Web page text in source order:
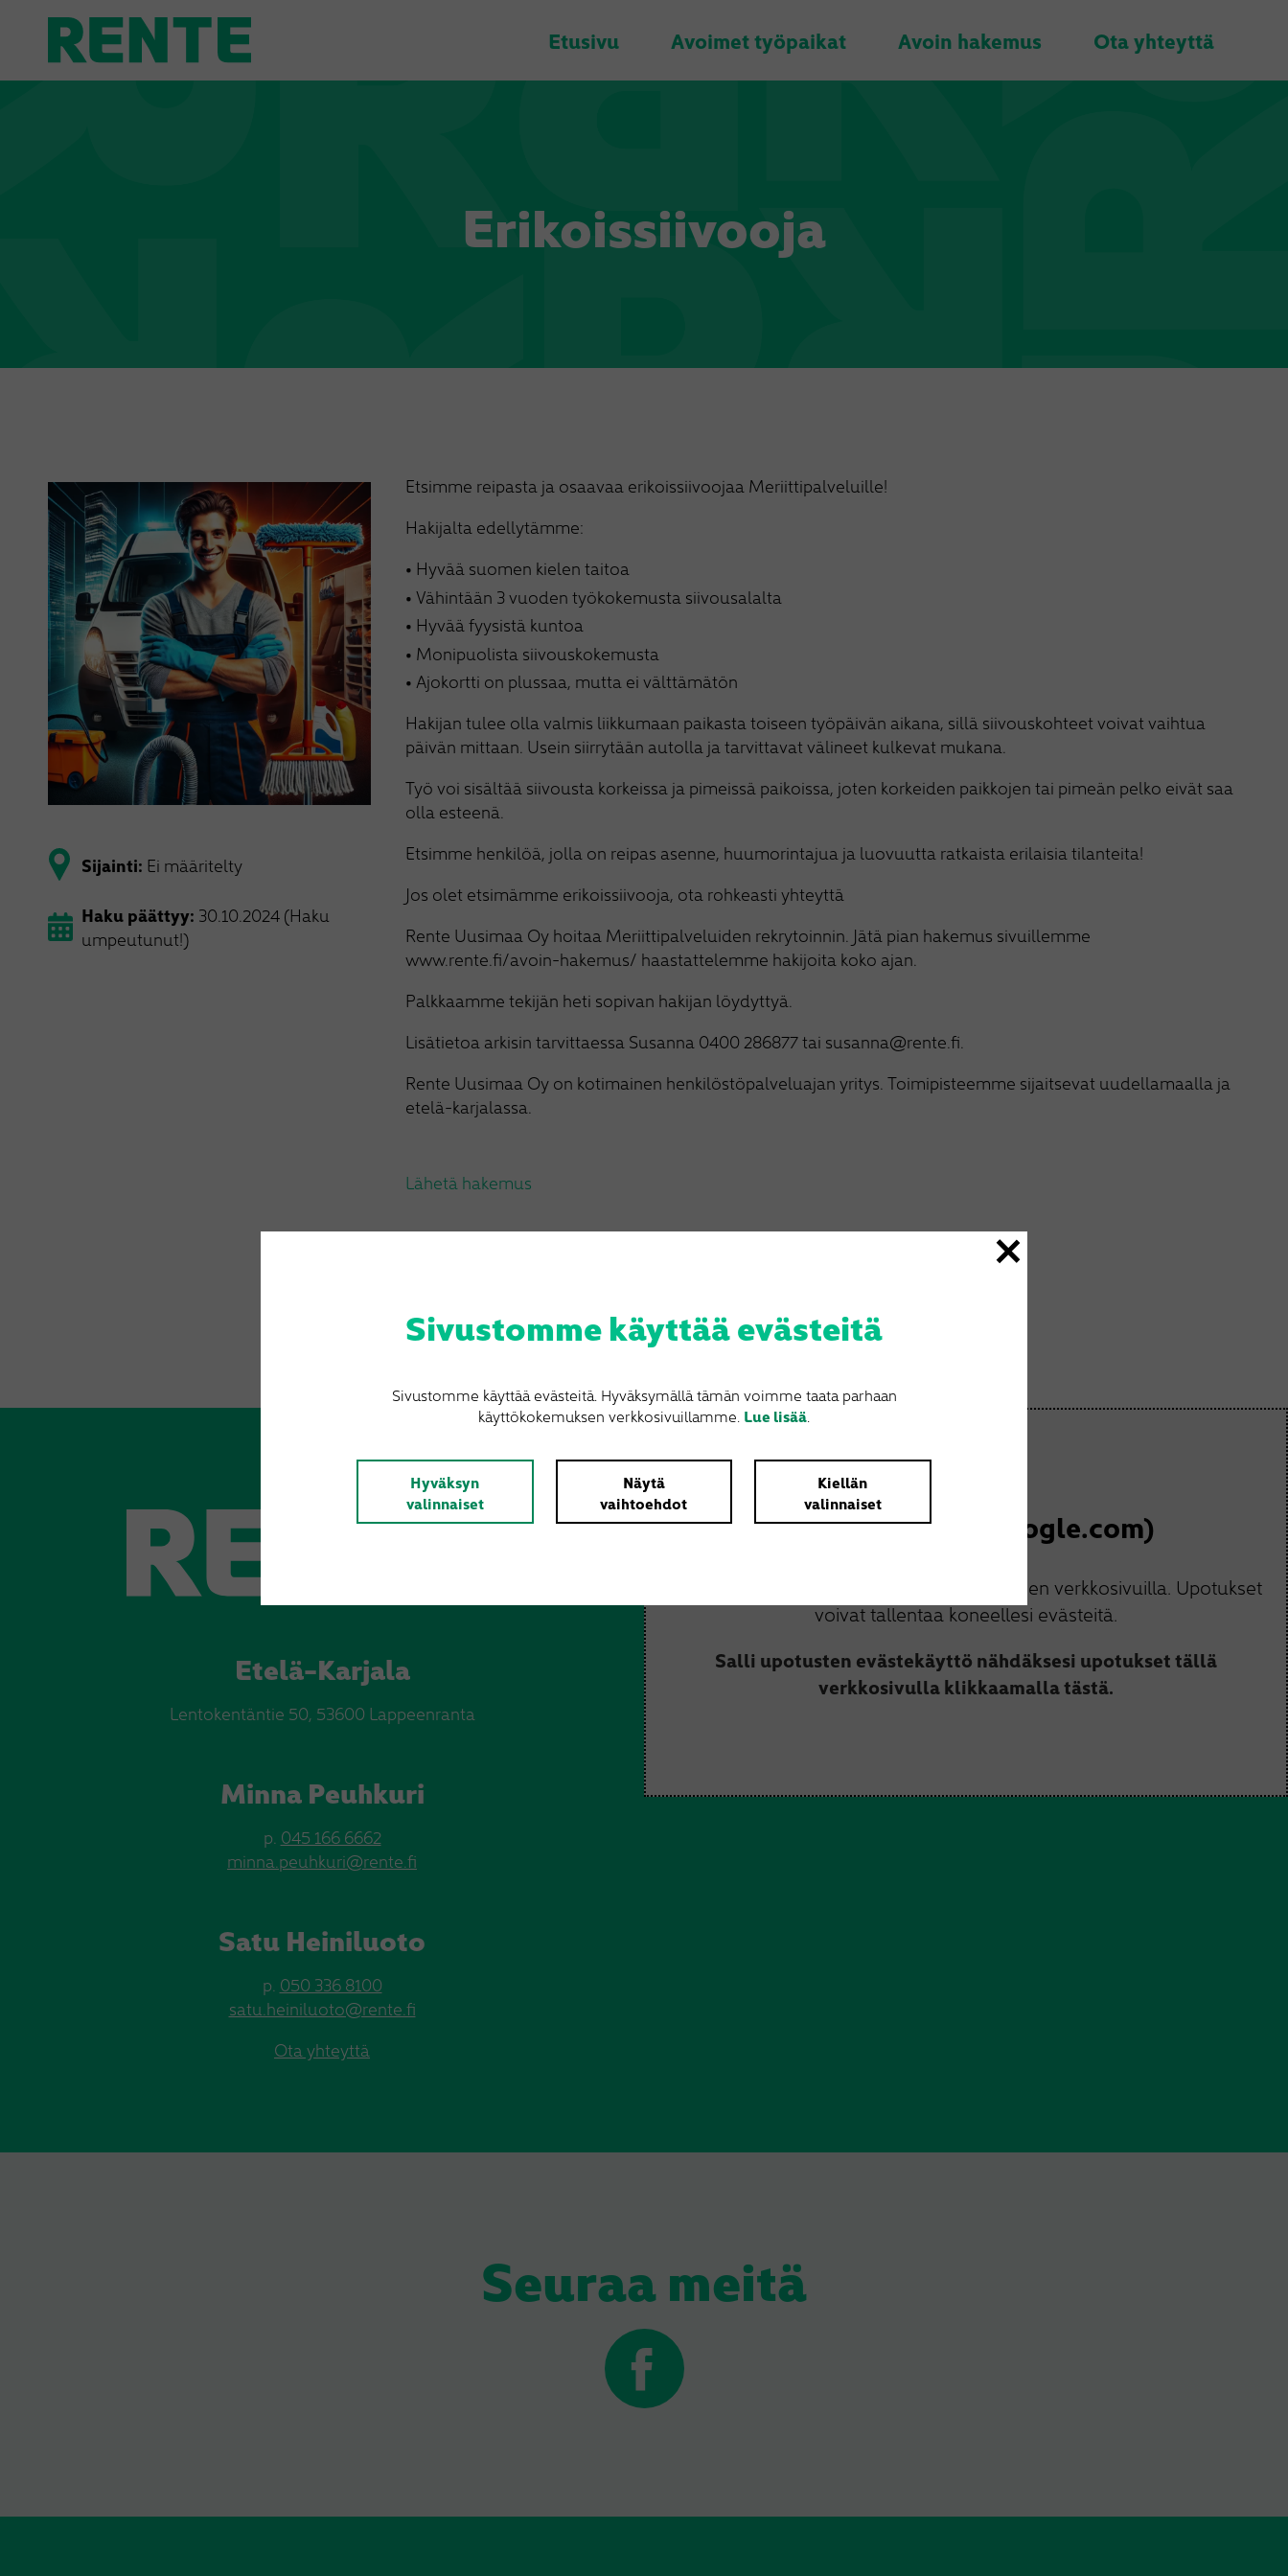
Etusivu Avoimet työpaikat Avoin hakemus Ota yhteyttä
Erikoissiivooja
Sijainti: Ei määritelty
Haku päättyy: 30.10.2024 (Haku
umpeutunut!)
Etsimme reipasta ja osaavaa erikoissiivoojaa Meriittipalveluille!
Hakijalta edellytämme:
Hyvää suomen kielen taitoa
Vähintään 3 vuoden työkokemusta siivousalalta
Hyvää fyysistä kuntoa
Monipuolista siivouskokemusta
Ajokortti on plussaa, mutta ei välttämätön
Hakijan tulee olla valmis liikkumaan paikasta toiseen työpäivän aikana, sillä siivouskohteet voivat vaihtua
päivän mittaan. Usein siirrytään autolla ja tarvittavat välineet kulkevat mukana.
Työ voi sisältää siivousta korkeissa ja pimeissä paikoissa, joten korkeiden paikkojen tai pimeän pelko eivät saa
olla esteenä.
Etsimme henkilöä, jolla on reipas asenne, huumorintajua ja luovuutta ratkaista erilaisia tilanteita!
Jos olet etsimämme erikoissiivooja, ota rohkeasti yhteyttä
Rente Uusimaa Oy hoitaa Meriittipalveluiden rekrytoinnin. Jätä pian hakemus sivuillemme
www.rente.fi/avoin-hakemus/ haastattelemme hakijoita koko ajan.
Palkkaamme tekijän heti sopivan hakijan löydyttyä.
Lisätietoa arkisin tarvittaessa Susanna 0400 286877 tai susanna@rente.fi.
Rente Uusimaa Oy on kotimainen henkilöstöpalveluajan yritys. Toimipisteemme sijaitsevat uudellamaalla ja
etelä-karjalassa.
Lähetä hakemus
Etelä-Karjala
Lentokentäntie 50, 53600 Lappeenranta
Minna Peuhkuri
p. 045 166 6662
minna.peuhkuri@rente.fi
Satu Heiniluoto
p. 050 336 8100
satu.heiniluoto@rente.fi
Ota yhteyttä
Upotus estetty (google.com)
Et ole antanut lupaa upotusten käyttämiseen verkkosivuilla. Upotukset
voivat tallentaa koneellesi evästeitä.
Salli upotusten evästekäyttö nähdäksesi upotukset tällä
verkkosivulla klikkaamalla tästä.
Seuraa meitä
Sivustomme käyttää evästeitä
Sivustomme käyttää evästeitä. Hyväksymällä tämän voimme taata parhaan
käyttökokemuksen verkkosivuillamme. Lue lisää
Hyväksyn
valinnaiset
Näytä
vaihtoehdot
Kiellän
valinnaiset